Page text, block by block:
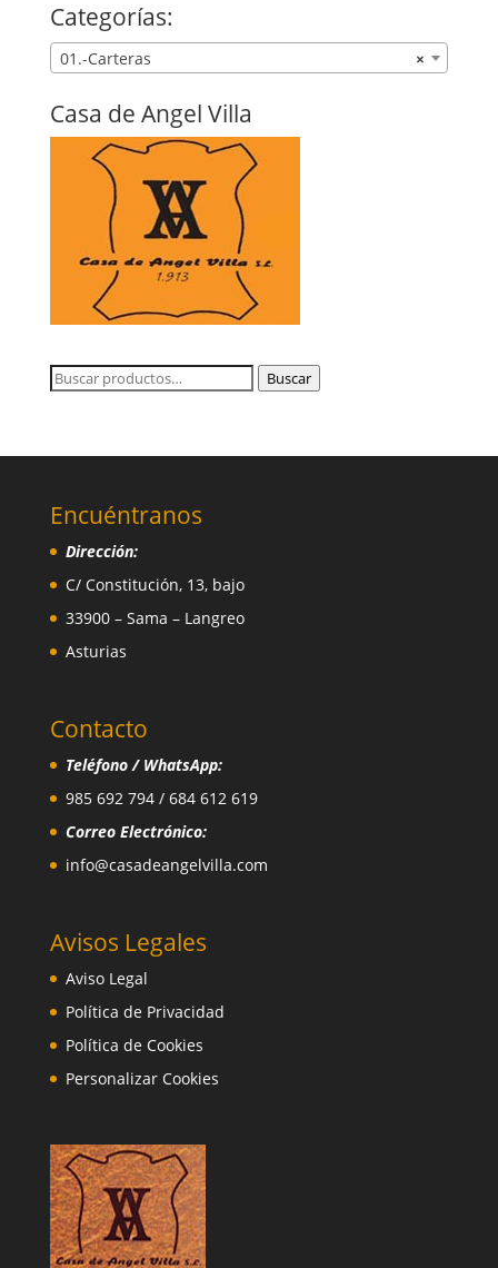
Categorías:
×
01.-Carteras
Casa de Angel Villa
Buscar
Buscar
Encuéntranos
Dirección:
C/ Constitución, 13, bajo
33900 – Sama – Langreo
Asturias
Contacto
Teléfono / WhatsApp:
985 692 794 / 684 612 619
Correo Electrónico:
info@casadeangelvilla.com
Avisos Legales
Aviso Legal
Política de Privacidad
Política de Cookies
Personalizar Cookies